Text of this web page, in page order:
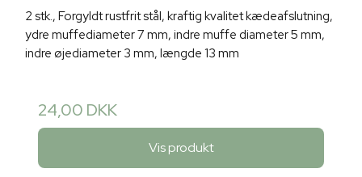
2 stk., Forgyldt rustfrit stål, kraftig kvalitet kædeafslutning,
ydre muffediameter 7 mm, indre muffe diameter 5 mm,
indre øjediameter 3 mm, længde 13 mm
24,00 DKK
Vis produkt